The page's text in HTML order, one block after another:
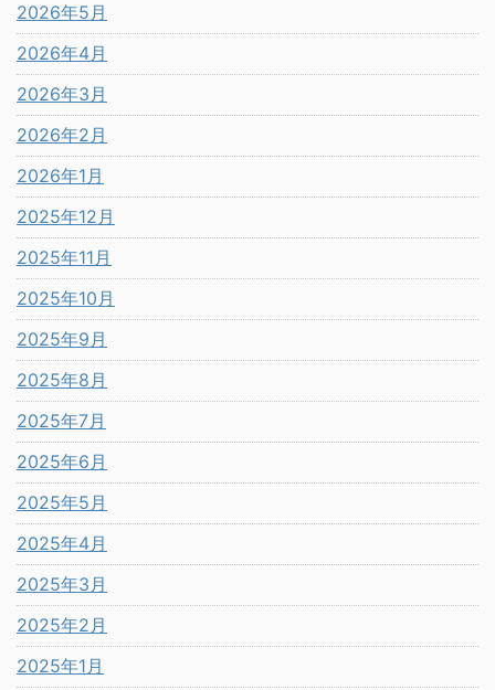
2026年5月
2026年4月
2026年3月
2026年2月
2026年1月
2025年12月
2025年11月
2025年10月
2025年9月
2025年8月
2025年7月
2025年6月
2025年5月
2025年4月
2025年3月
2025年2月
2025年1月